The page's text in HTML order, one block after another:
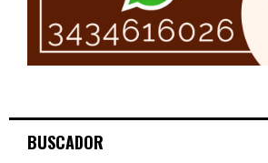
BUSCADOR